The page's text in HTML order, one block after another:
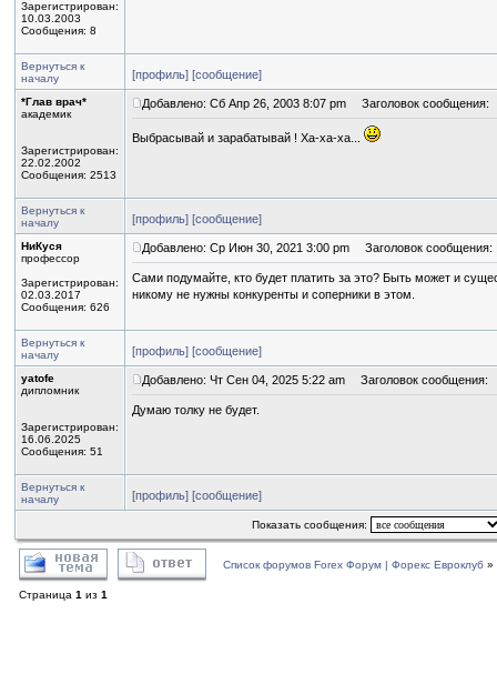
Зарегистрирован:
10.03.2003
Сообщения: 8
Вернуться к
началу
[профиль] [сообщение]
*Глав врач*
академик
Зарегистрирован:
22.02.2002
Сообщения: 2513
Добавлено: Сб Апр 26, 2003 8:07 pm Заголовок сообщения:
Выбрасывай и зарабатывай ! Ха-ха-ха...
Вернуться к
началу
[профиль] [сообщение]
НиКуся
профессор
Зарегистрирован:
02.03.2017
Сообщения: 626
Добавлено: Ср Июн 30, 2021 3:00 pm Заголовок сообщения:
Сами подумайте, кто будет платить за это? Быть может и
никому не нужны конкуренты и соперники в этом.
Вернуться к
началу
[профиль] [сообщение]
yatofe
дипломник
Зарегистрирован:
16.06.2025
Сообщения: 51
Добавлено: Чт Сен 04, 2025 5:22 am Заголовок сообщения:
Думаю толку не будет.
Вернуться к
началу
[профиль] [сообщение]
Показать сообщения:
Список форумов Forex Форум | Форекс Евроклуб »
Страница 1 из 1